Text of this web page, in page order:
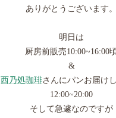
ありがとうございます。
明日は
厨房前販売10:00~16:00
&
西乃処珈琲さんにパンお届けし
12:00~20:00
そして急遽なのですが